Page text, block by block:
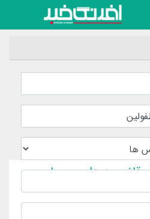
قاضی دیدار پرسپولیس -